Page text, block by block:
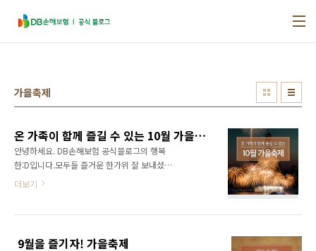
가을축제
온 가족이 함께 즐길 수 있는 10월 가을축제
안녕하세요. DB손해보험 공식블로그의 행복
한:D입니다.모두들 즐거운 한가위 잘 보내셨나
요? 곧 다가올 10월에는 가족들과 즐기기 좋은
더보기
9월을 즐기자! 가을축제